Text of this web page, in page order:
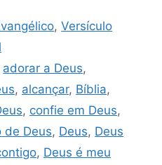
,Versículo
adorar a Deus,
, alcançar, Bíblia,
, confie em Deus,
de Deus, Deus, Deus
, Deus é meu